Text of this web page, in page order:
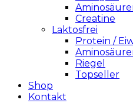
Creatine
Laktosfrei
Protein /
Riegel
Topseller
Shop
Kontakt